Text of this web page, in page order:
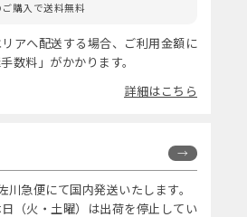
購入で送料無料
アへ配送する場合、ご利用金額に
数料」がかかります。
詳細はこちら
急便にて国内発送いたします。
（火・土曜）は出荷を停止してい